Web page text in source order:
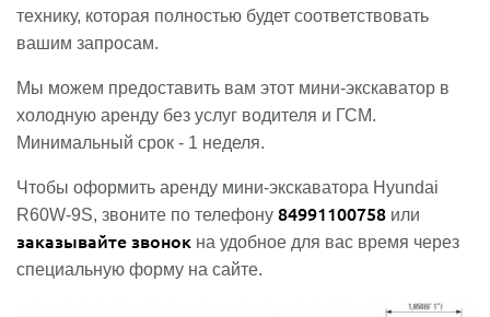
технику, которая полностью будет соответствовать
вашим запросам.
Мы можем предоставить вам этот мини-экскаватор в
холодную аренду без услуг водителя и ГСМ.
Минимальный срок - 1 неделя.
Чтобы оформить аренду мини-экскаватора Hyundai
R60W-9S, звоните по телефону 84991100758 или
заказывайте звонок на удобное для вас время через
специальную форму на сайте.